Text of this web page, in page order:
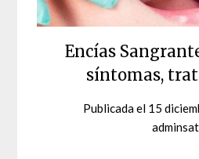
Encías
síntomas,
Publicada el 15
adminsat